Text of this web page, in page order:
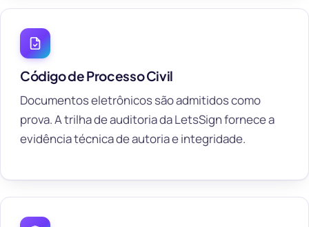
Código de Processo Civil
Documentos eletrônicos são admitidos como
prova. A trilha de auditoria da LetsSign fornece a
evidência técnica de autoria e integridade.